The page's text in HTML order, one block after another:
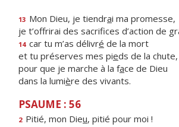
13 Mon Dieu, je tiendrai ma promesse,
je t’offrirai des sacrifces d’action de
14 car tu m’as délivré de la mort
et tu préserves mes pieds de la chute,
pour que je marche à la face de Dieu
dans la lumière des vivants.
PSAUME : 56
2 Pitié, mon Dieu, pitié pour moi !